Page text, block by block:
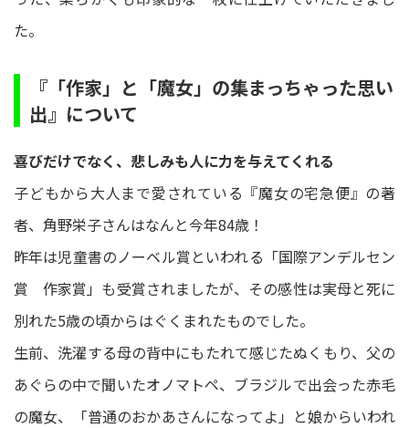
た。
『「作家」と「魔女」の集まっちゃった思い
出』について
喜びだけでなく、悲しみも人に力を与えてくれる
子どもから大人まで愛されている『魔女の宅急便』の著
者、角野栄子さんはなんと今年84歳！
昨年は児童書のノーベル賞といわれる「国際アンデルセン
賞 作家賞」も受賞されましたが、その感性は実母と死に
別れた5歳の頃からはぐくまれたものでした。
生前、洗濯する母の背中にもたれて感じたぬくもり、父の
あぐらの中で聞いたオノマトペ、ブラジルで出会った赤毛
の魔女、「普通のおかあさんになってよ」と娘からいわれ